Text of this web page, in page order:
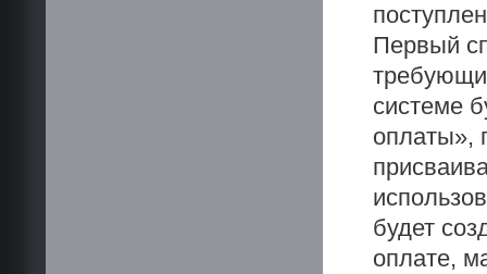
Первый
системе
оплаты»,
будет
оплате,